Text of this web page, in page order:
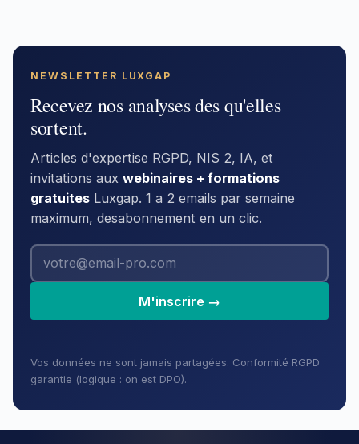
NEWSLETTER LUXGAP
Recevez nos analyses des qu'elles
sortent.
Articles d'expertise RGPD, NIS 2, IA, et
invitations aux webinaires + formations
gratuites Luxgap. 1 a 2 emails par semaine
maximum, desabonnement en un clic.
M'inscrire →
Vos données ne sont jamais partagées. Conformité RGPD
garantie (logique : on est DPO).